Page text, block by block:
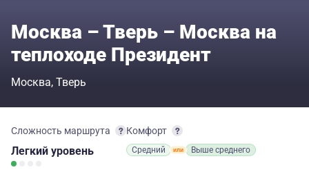
Москва – Тверь – Москва на
теплоходе Президент
Москва Тверь
Сложность маршрута
Легкий уровень
Комфорт
Средний Выше среднего